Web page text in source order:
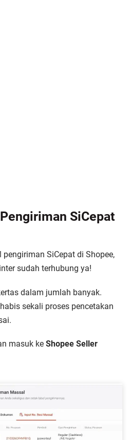
SiCepat
SiCepat di Shopee,
sudah terhubung ya!
dalam jumlah banyak.
sekali proses pencetakan
masuk ke Shopee Seller